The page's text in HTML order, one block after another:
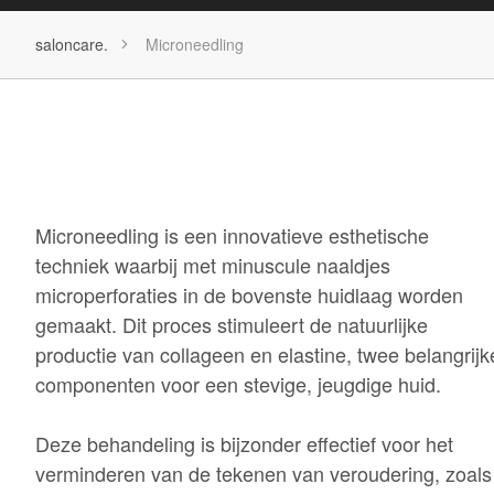
saloncare. Microneedling
Microneedling is een innovatieve esthetische
techniek waarbij met minuscule naaldjes
microperforaties in de bovenste huidlaag worden
gemaakt. Dit proces stimuleert de natuurlijke
productie van collageen en elastine, twee
componenten voor een stevige, jeugdige huid.
Deze behandeling is bijzonder effectief voor het
verminderen van de tekenen van veroudering, zoals